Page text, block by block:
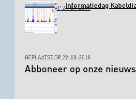
GEPLAATST OP 24-01-2019
Informatiedag
GEPLAATST OP 29-08-2018
Abboneer op onze